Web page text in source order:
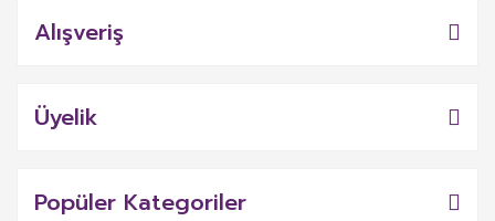
Alışveriş
Üyelik
Popüler Kategoriler